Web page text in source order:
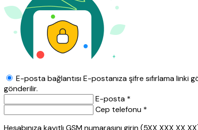
E-posta bağlantısıE-postanıza şifre sıfırlama linki
gönderilir.
E-posta *
Cep telefonu *
Hesabınıza kayıtlı GSM numarasını girin (5XX XXX XX